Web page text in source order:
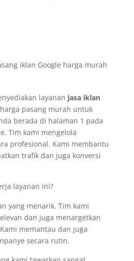
iklan Google harga murah
layanan jasa iklan
pasang murah untuk
berada di halaman 1 pada
. Tim kami mengelola
profesional. Kami membantu
trafik dan juga konversi
layanan ini?
yang menarik. Tim kami
dan juga menargetkan
memantau dan juga
secara rutin.